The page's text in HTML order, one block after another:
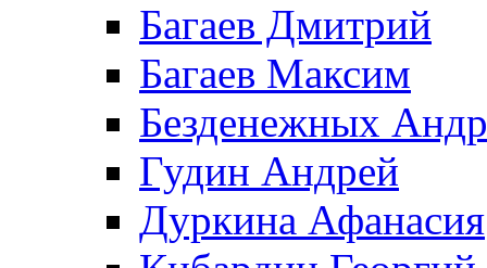
Багаев Дмитрий
Багаев Максим
Безденежных
Гудин Андрей
Дуркина Афанасия